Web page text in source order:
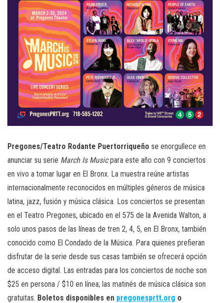
Pregones/Teatro Rodante Puertorriqueño se enorgullece en
anunciar su serie March Is Musicpara este año con 9 conciertos
en vivo a tomar lugar en El Bronx. La muestra reúne artistas
internacionalmente reconocidos en múltiples géneros de música
latina, jazz, fusión y música clásica. Los conciertos se presentan
en el Teatro Pregones, ubicado en el 575 de la Avenida Walton, a
solo unos pasos de las líneas de tren 2, 4, 5, en El Bronx, también
conocido como El Condado de la Música. Para quienes prefieran
disfrutar de la serie desde sus casas también se ofrecerá opción
de acceso digital. Las entradas para los conciertos de noche son
$25 en persona / $10 en línea; las matinés de música clásica son
gratuitas. Boletos disponibles en pregonesprtt.org o